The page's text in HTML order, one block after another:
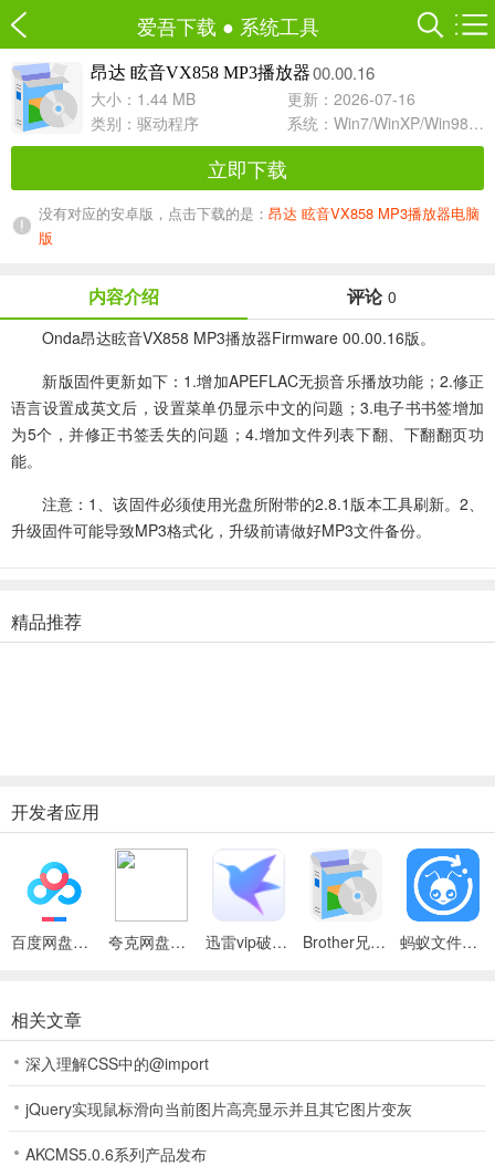
爱吾下载 ● 系统工具
昂达 眩音VX858 MP3播放器00.00.16
大小：1.44 MB
更新：2026-07-16
类别： 驱动程序 系统：Win7/WinXP/Win98/Win8/Win10兼容软件
立即下载
没有对应的安卓版，点击下载的是： 昂达 眩音VX858 MP3播放器电脑
版
内容介绍 评论 0
Onda昂达眩音VX858 MP3播放器Firmware 00.00.16版。
新版固件更新如下：1.增加APEFLAC无损音乐播放功能；2.修正
语言设置成英文后，设置菜单仍显示中文的问题；3.电子书书签增加
为5个，并修正书签丢失的问题；4.增加文件列表下翻、下翻翻页功
能。
注意：1、该固件必须使用光盘所附带的2.8.1版本工具刷新。2、
升级固件可能导致MP3格式化，升级前请做好MP3文件备份。
精品推荐
开发者应用
百度网盘绿色免安装Pc电脑版 夸克网盘官方正式版 迅雷vip破解版永久会员2024版 Brother兄弟 MFC-8480DN多功能一体机ISIS驱动 蚂蚁文件（数据恢复大师）
相关文章
深入理解CSS中的@import
jQuery实现鼠标滑向当前图片高亮显示并且其它图片变灰
AKCMS5.0.6系列产品发布